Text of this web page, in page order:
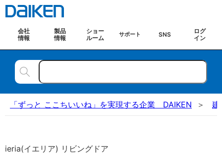
会社
情報
製品
情報
ショー
ルーム
サポート SNS
ログ
イン
「ずっと ここちいいね」を実現する企業 DAIKEN 建
ieria(イエリア) リビングドア